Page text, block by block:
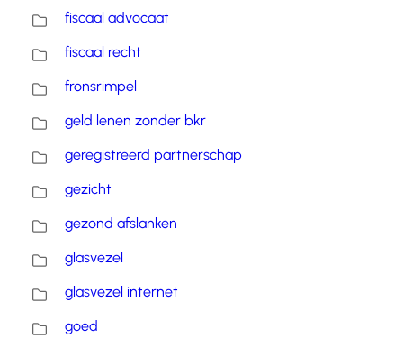
fiscaal advocaat
fiscaal recht
fronsrimpel
geld lenen zonder bkr
geregistreerd partnerschap
gezicht
gezond afslanken
glasvezel
glasvezel internet
goed